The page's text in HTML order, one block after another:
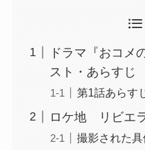
ドラマ『おコメ
スト・あらすじ
第1話あらす
ロケ地 リビエ
撮影された